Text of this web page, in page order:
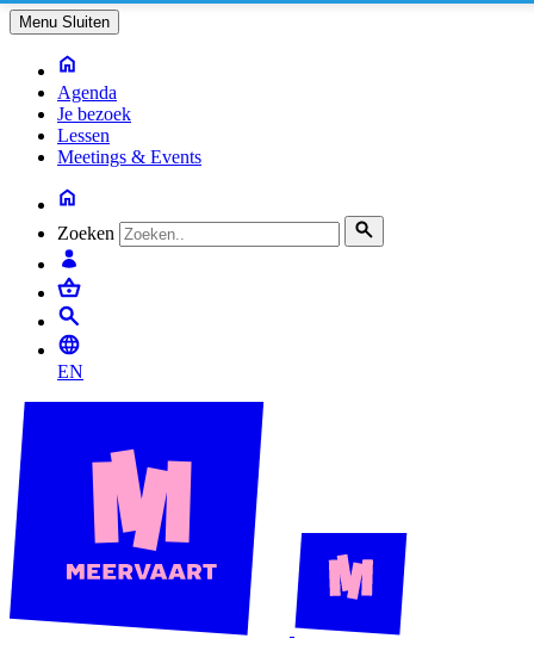
Menu Sluiten
Agenda
Je bezoek
Lessen
Meetings & Events
Zoeken
EN